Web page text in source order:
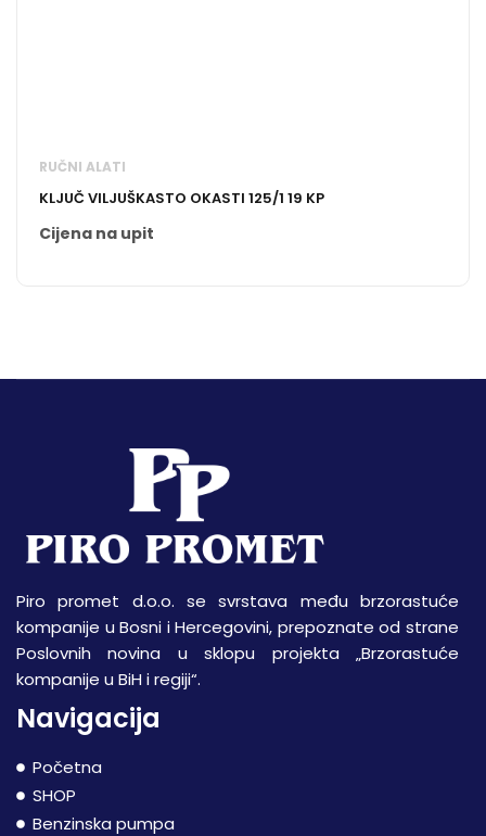
RUČNI ALATI
KLJUČ VILJUŠKASTO OKASTI 125/1 19 KP
Cijena na upit
Piro promet d.o.o. se svrstava među brzorastuće
kompanije u Bosni i Hercegovini, prepoznate od strane
Poslovnih novina u sklopu projekta „Brzorastuće
kompanije u BiH i regiji“.
Navigacija
Početna
SHOP
Benzinska pumpa